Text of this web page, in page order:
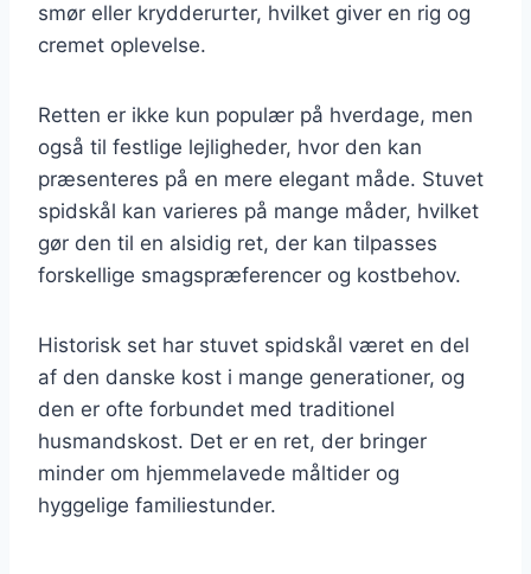
smør eller krydderurter, hvilket giver en rig og
cremet oplevelse.
Retten er ikke kun populær på hverdage, men
også til festlige lejligheder, hvor den kan
præsenteres på en mere elegant måde. Stuvet
spidskål kan varieres på mange måder, hvilket
gør den til en alsidig ret, der kan tilpasses
forskellige smagspræferencer og kostbehov.
Historisk set har stuvet spidskål været en del
af den danske kost i mange generationer, og
den er ofte forbundet med traditionel
husmandskost. Det er en ret, der bringer
minder om hjemmelavede måltider og
hyggelige familiestunder.